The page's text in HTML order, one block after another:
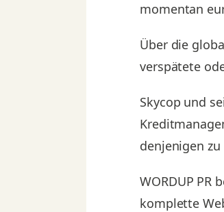
momentan
Über die
verspätete
Skycop und
denjenigen
WORDUP
komplette